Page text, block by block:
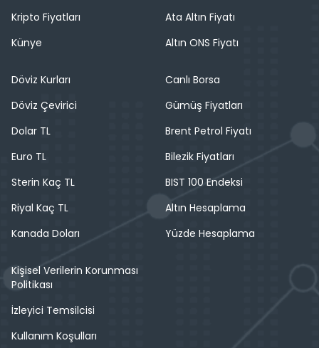
Kripto Fiyatları
Künye
Ata Altın Fiyatı
Altın ONS Fiyatı
Döviz Kurları
Döviz Çevirici
Dolar TL
Euro TL
Sterin Kaç TL
Riyal Kaç TL
Kanada Doları
Canlı Borsa
Gümüş Fiyatları
Brent Petrol Fiyatı
Bilezik Fiyatları
BIST 100 Endeksi
Altın Hesaplama
Yüzde Hesaplama
Kişisel Verilerin Korunması
Politikası
İzleyici Temsilcisi
Kullanım Koşulları